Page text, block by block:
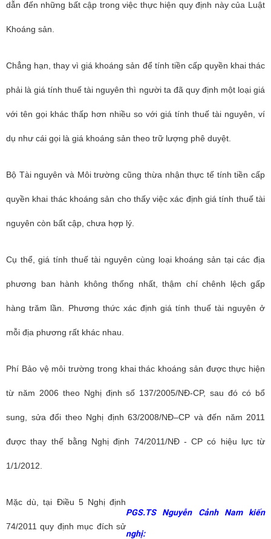
dẫn đến những bất cập trong việc thực hiện quy định này của Luật
Khoáng sản.
Chẳng hạn, thay vì giá khoáng sản để tính tiền cấp quyền khai thác
phải là giá tính thuế tài nguyên thì người ta đã quy định một loại giá
với tên gọi khác thấp hơn nhiều so với giá tính thuế tài nguyên, ví
dụ như cái gọi là giá khoáng sản theo trữ lượng phê duyệt.
Bộ Tài nguyên và Môi trường cũng thừa nhận thực tế tính tiền cấp
quyền khai thác khoáng sản cho thấy việc xác định giá tính thuế tài
nguyên còn bất cập, chưa hợp lý.
Cụ thể, giá tính thuế tài nguyên cùng loại khoáng sản tại các địa
phương ban hành không thống nhất, thậm chí chênh lệch gấp
hàng trăm lần. Phương thức xác định giá tính thuế tài nguyên ở
mỗi địa phương rất khác nhau.
Phí Bảo vệ môi trường trong khai thác khoáng sản được thực hiện
từ năm 2006 theo Nghị định số 137/2005/NĐ-CP, sau đó có bổ
sung, sửa đổi theo Nghị định 63/2008/NĐ–CP và đến năm 2011
được thay thế bằng Nghị định 74/2011/NĐ - CP có hiệu lực từ
1/1/2012.
PGS.TS Nguyễn Cảnh Nam kiến
nghị:
Mặc dù, tại Điều 5 Nghị định
74/2011 quy định mục đích sử